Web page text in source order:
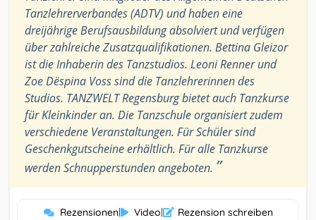
Tanzlehrerverbandes (ADTV) und haben eine
dreijährige Berufsausbildung absolviert und verfügen
über zahlreiche Zusatzqualifikationen. Bettina Gleizor
ist die Inhaberin des Tanzstudios. Leoni Renner und
Zoe Dëspina Voss sind die Tanzlehrerinnen des
Studios. TANZWELT Regensburg bietet auch Tanzkurse
für Kleinkinder an. Die Tanzschule organisiert zudem
verschiedene Veranstaltungen. Für Schüler sind
Geschenkgutscheine erhältlich. Für alle Tanzkurse
werden Schnupperstunden angeboten. ”
Rezensionen| Video| Rezension schreiben